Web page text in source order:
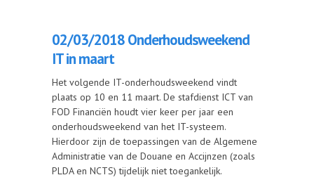
02/03/2018 Onderhoudsweekend
IT in maart
Het volgende IT-onderhoudsweekend vindt
plaats op 10 en 11 maart. De stafdienst ICT van
FOD Financiën houdt vier keer per jaar een
onderhoudsweekend van het IT-systeem.
Hierdoor zijn de toepassingen van de Algemene
Administratie van de Douane en Accijnzen (zoals
PLDA en NCTS) tijdelijk niet toegankelijk.